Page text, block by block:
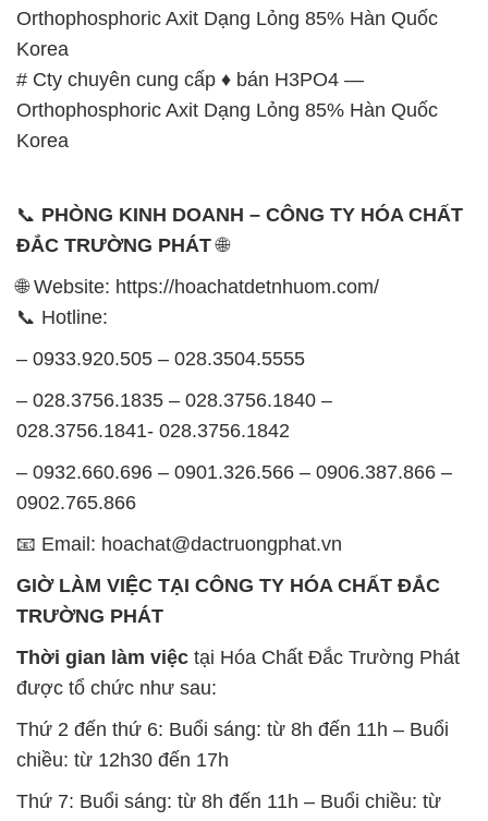
028.3756.1841- 028.3756.1842
– 0932.660.696 – 0901.326.566 – 0906.387.866 –
0902.765.866
📧 Email: hoachat@dactruongphat.vn
TRƯỜNG PHÁT
Thời gian làm việctại Hóa Chất Đắc Trường Phát
được tổ chức như sau:
Thứ 2 đến thứ 6: Buổi sáng: từ 8h đến 11h – Buổi
chiều: từ 12h30 đến 17h
Thứ 7: Buổi sáng: từ 8h đến 11h – Buổi chiều: từ
12h30 đến 16h
Chủ nhật: Nghỉ chủ nhật hàng tuần
Chúng tôi rất trân trọng thời gian và cam kết tuân
thủ giờ làm việc để đảm bảo sự hỗ trợ tốt nhất cho
khách hàng và đảm bảo hiệu suất công việc cao
nhất của nhân viên.
BẢN ĐỒ MAP TẠI CÔNG TY HÓA CHẤT ĐẮC
TRƯỜNG PHÁT
ĐỊA CHỈ: 1229C Quốc lộ 1A, Phường Bình Trị
Đông B, Quận Bình Tân, Sài Gòn TP. Hồ Chí